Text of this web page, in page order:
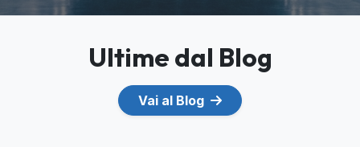
Ultime dal Blog
Vai al Blog